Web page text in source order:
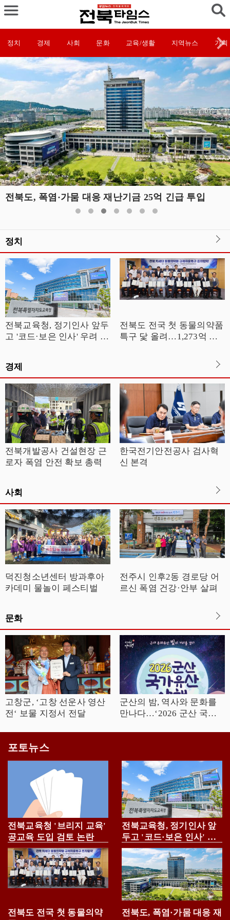
정치 경제 사회 문화 교육/생활 지역뉴스 기획
전북도, 폭염·가뭄 대응 재난기금 25억 긴급 투입
정치
전북교육청, 정기인사 앞두
고 '코드·보은 인사' 우려 고
전북도 전국 첫 동물의약품
특구 닻 올려…1,273억 투
경제
전북개발공사 건설현장 근
로자 폭염 안전 확보 총력
한국전기안전공사 검사혁
신 본격
사회
덕진청소년센터 방과후아
카데미 물놀이 페스티벌
전주시 인후2동 경로당 어
르신 폭염 건강·안부 살펴
문화
고창군, ‘고창 선운사 영산
전‘ 보물 지정서 전달
군산의 밤, 역사와 문화를
만나다…‘2026 군산 국가
포토뉴스
전북교육청 '브리지 교육'
공교육 도입 검토 논란
전북교육청, 정기인사 앞
두고 '코드·보은 인사' 우
려 고조
전북도 전국 첫 동물의약
전북도, 폭염·가뭄 대응 재